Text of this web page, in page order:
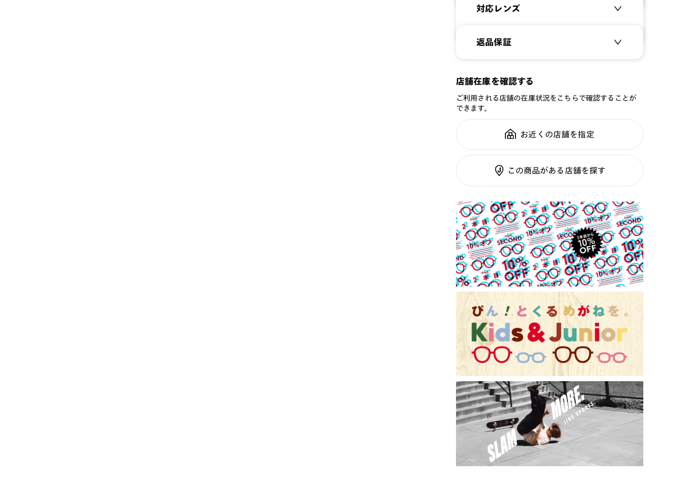
ださい。商品名：
サイズ：
スタイル：
シリーズ： SPORTS
性別：
鼻パッド：
素材
テンプル：サスティナブル
対応レンズ
クリアレンズ（常用・老眼鏡用）
JINS SCREEN
可視光調光UVダブルカットレンズ
可視光調光SCREEN
調光レンズ
くもり止めレンズ
カラーレンズ：ダークカラー
カラーレンズ：ミディアムカラー
カラーレンズ：ライトカラー
カラーレンズ：トレンドカラー
コンシーラーカラー
コンシーラーカラーUVダブルカット
偏光レンズ
アクティブレンズ
UVダブルカットレンズ
JINS VIOLET+
ミラーレンズ
※オンラインショップで作成可能なレンズはショッピン
グカート内で表示されるレンズに限ります。それ以外の
対応レンズについてはJINS実店舗でお取り扱いしてお
※注文時に【度つき】→【レンズ交換券を発行】をお選
びのうえ、店頭にてオプションレンズ代金をお支払い
ください。（※一部レンズ交換不可の商品を除きま
す。）
※お選び頂くフレームや度数によっては作成できない場
合がございます。
※RIM限定の記載があるカラーレンズは商品名に＜R!M
＞の記載があるフレームのみの対応となります。
※詳しくは レンズガイド
返品保証
メガネの度数が合わなくなっても、
証可能
全国の店舗で無料フィッティング修
ご利用ガイド
店舗在庫を確認する
ご利用される店舗の在庫状況をこちらで確認することが
できます。
お近くの店舗を指定
この商品がある店舗を探す